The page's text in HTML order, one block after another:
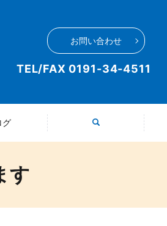
お問い合わせ
グ
TEL/FAX 0191-34-4511
す